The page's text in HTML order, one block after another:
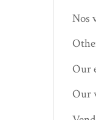
Nos
Our
Our